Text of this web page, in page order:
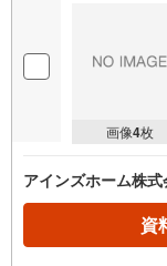
画像4枚
アインズホーム株
資